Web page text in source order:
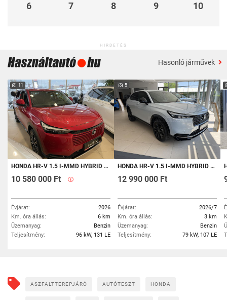
6 7 8 9 10
HIRDETÉS
Hasonló járművek
11
HONDA HR-V 1.5 I-MMD HYBRID ELEGANCE ECVT 26' AZONNAL ELVIHETŐ
10 580 000 Ft
Évjárat:
2026
Km. óra állás:
6 km
Üzemanyag:
Benzin
Teljesítmény:
96 kW, 131 LE
5
HONDA HR-V 1.5 I-MMD HYBRID ADVANCE SPORT ECVT 2027-ES MODELLÉV
12 990 000 Ft
Évjárat:
2026/7
Km. óra állás:
3 km
Üzemanyag:
Benzin
Teljesítmény:
79 kW, 107 LE
ASZFALTTEREPJÁRÓ AUTÓTESZT HONDA